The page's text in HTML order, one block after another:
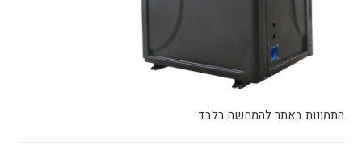
התמונות באתר להמחשה בלבד